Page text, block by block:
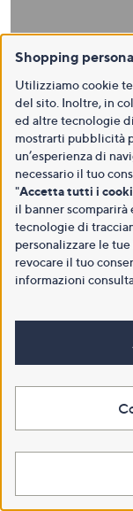
Shopping
Utilizziamo cookie
del sito. Inoltre, in
ed altre tecnologie
mostrarti pubblicità
un’esperienza di
necessario il tuo
"Accetta tutti i
il banner
tecnologie di
personalizzare le
revocare il tuo
informazioni